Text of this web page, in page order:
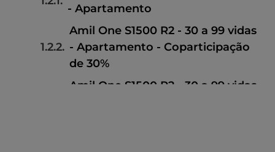
- Apartamento
Amil One S1500 R2 - 30 a 99 vidas
- Apartamento - Coparticipação
de 30%
Amil One S1500 R2 - 30 a 99 vidas